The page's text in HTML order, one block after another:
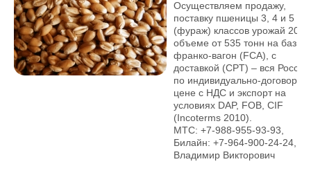
Осуществляем продажу,
поставку пшеницы 3, 4 и 5
(фураж) классов урожай
объеме от 535 тонн на
франко-вагон (FCA), с
доставкой (CPT) – вся Россия
по индивидуально-
цене с НДС и экспорт на
условиях DAP, FOB, СIF
(Incoterms 2010).
МТС: +7-988-955-93-93,
Билайн: +7-964-900-24-24,
Владимир Викторович